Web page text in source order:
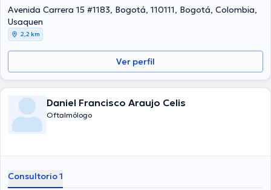
Avenida Carrera 15 #1183, Bogotá, 110111, Bogotá, Colombia,
Usaquen
2,2 km
Ver perfil
Daniel Francisco Araujo Celis
Oftalmólogo
Consultorio 1